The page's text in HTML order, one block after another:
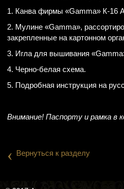
1. Канва фирмы «Gamma» К-16
2. Мулине «Gamma»,
закрепленные на картонном
3. Игла для вышивания
4. Черно-белая схема.
5. Подробная инструкция на
Внимание! Паспорту и рамка в
‹ Вернуться к разделу